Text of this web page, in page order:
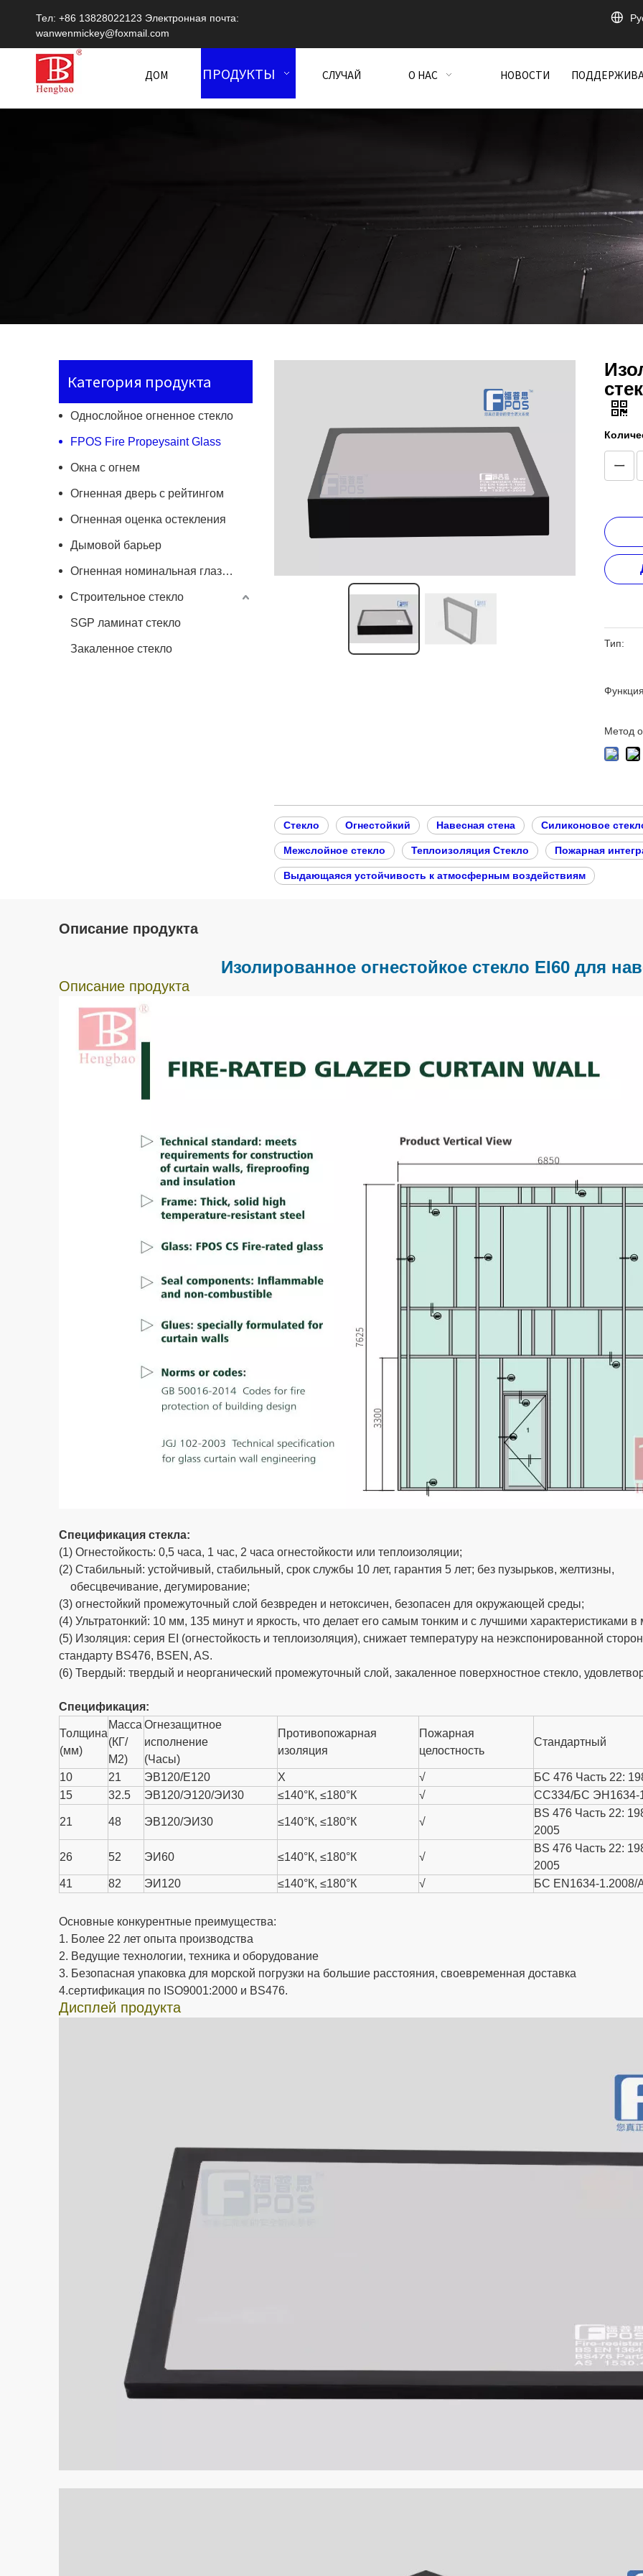
Тел: +86 13828022123 Электронная почта:
wanwenmickey@foxmail.com
ДОМ ПРОДУКТЫ СЛУЧАЙ О НАС НОВОСТИ
Категория продукта
Однослойное огненное стекло
FPOS Fire Propeysaint Glass
Окна с огнем
Огненная дверь с рейтингом
Огненная оценка остекления
Дымовой барьер
Огненная номинальная глазирование пол/крышка в крыше
Строительное стекло
SGP ламинат стекло
Закаленное стекло Тип:
Метод
Стекло Огнестойкий Навесная стена Силиконовое
Межслойное стекло Теплоизоляция Стекло Пожарная
Выдающаяся устойчивость к атмосферным воздействиям
Описание продукта
Изолированное огнестойкое стекло EI60 для
Описание продукта
Спецификация стекла:
(1) Огнестойкость: 0,5 часа, 1 час, 2 часа огнестойкости или теплоизоляции;
(2) Стабильный: устойчивый, стабильный, срок службы 10 лет, гарантия 5 лет; без пузырьков, желтизны,
обесцвечивание, дегумирование;
(3) огнестойкий промежуточный слой безвреден и нетоксичен, безопасен для окружающей среды;
(4) Ультратонкий: 10 мм, 135 минут и яркость, что делает его самым тонким и с лучшими характеристиками в
(5) Изоляция: серия EI (огнестойкость и теплоизоляция), снижает температуру на неэкспонированной
стандарту BS476, BSEN, AS.
(6) Твердый: твердый и неорганический промежуточный слой, закаленное поверхностное стекло,
Спецификация:
Толщина
(мм)
Масса
(КГ/
М2)
Огнезащитное
исполнение
(Часы)
Противопожарная
изоляция
Пожарная
целостность
Стандартный
10 21 ЭВ120/Е120 X √
БС 476 Часть 22:
15
32.5 ЭВ120/Э120/ЭИ30 ≤140°К, ≤180°К √ СС334/БС ЭН1634-
21 48 ЭВ120/ЭИ30 ≤140°К, ≤180°К √
BS 476 Часть 22:
2005
26 52 ЭИ60 ≤140°К, ≤180°К √
BS 476 Часть 22:
2005
41
82 ЭИ120 ≤140°К, ≤180°К √ БС EN1634-1.2008/
Основные конкурентные преимущества:
1. Более 22 лет опыта производства
2. Ведущие технологии, техника и оборудование
3. Безопасная упаковка для морской погрузки на большие расстояния, своевременная доставка
4.сертификация по ISO9001:2000 и BS476.
Дисплей продукта